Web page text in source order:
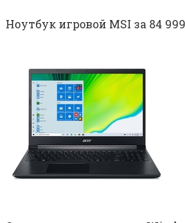
Ноутбук игровой MSI за 84